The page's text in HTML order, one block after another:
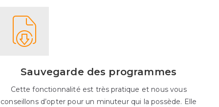
Sauvegarde des programmes
Cette fonctionnalité est très pratique et nous vous
conseillons d’opter pour un minuteur qui la possède. Elle